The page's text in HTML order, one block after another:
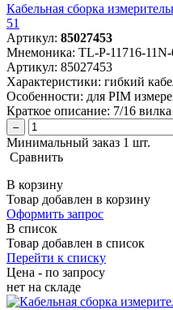
Кабельная сборка
51
Артикул: 85027453
Мнемоника: TL-P-11716-11N-
Артикул: 85027453
Характеристики: гибкий
Особенности: для PIM
Краткое описание: 7/16
–
Минимальный заказ 1 шт.
Сравнить
В корзину
Товар добавлен в корзину
Оформить запрос
В список
Товар добавлен в список
Перейти к списку
Цена - по запросу
нет на складе